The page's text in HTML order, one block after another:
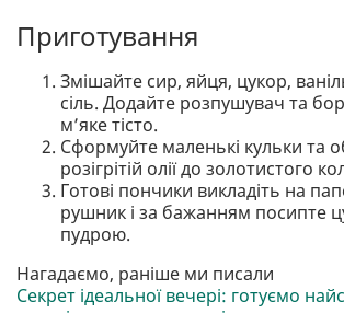
Приготування
Змішайте сир, яйця, цукор,
сіль. Додайте розпушувач та
м’яке тісто.
Сформуйте маленькі кульки та
розігрітій олії до золотистого
Готові пончики викладіть на
рушник і за бажанням посипте
пудрою.
Нагадаємо, раніше ми писали
Секрет ідеальної вечері: готуємо